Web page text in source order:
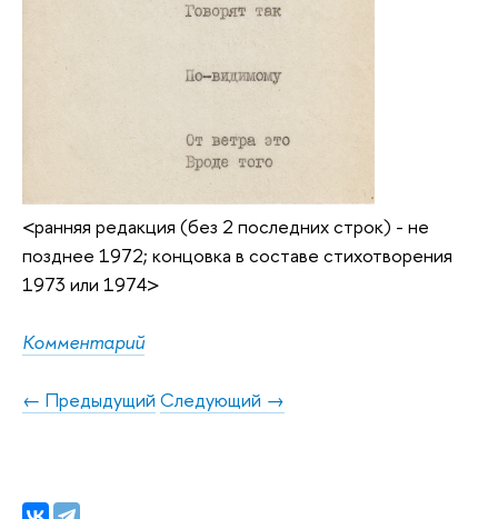
<ранняя редакция (без 2 последних строк) - не
позднее 1972; концовка в составе стихотворения
1973 или 1974>
Комментарий
← Предыдущий Следующий →